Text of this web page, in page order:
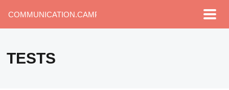
COMMUNICATION.CAMP
TESTS